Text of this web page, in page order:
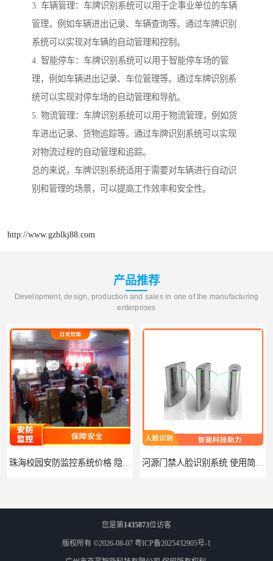
3. 车辆管理：车牌识别系统可以用于企事业单位的车辆
管理，例如车辆进出记录、车辆查询等。通过车牌识别
系统可以实现对车辆的自动管理和控制。
4. 智能停车：车牌识别系统可以用于智能停车场的管
理，例如车辆进出记录、车位管理等。通过车牌识别系
统可以实现对停车场的自动管理和导航。
5. 物流管理：车牌识别系统可以用于物流管理，例如货
车进出记录、货物追踪等。通过车牌识别系统可以实现
对物流过程的自动管理和追踪。
总的来说，车牌识别系统适用于需要对车辆进行自动识
别和管理的场景，可以提高工作效率和安全性。
http://www.gzblkj88.com
产品推荐
Development, design, production and sales in one of the manufacturing
enterprises
您是第1435873位访客
版权所有 ©2026-08-07 粤ICP备2025432905号-1